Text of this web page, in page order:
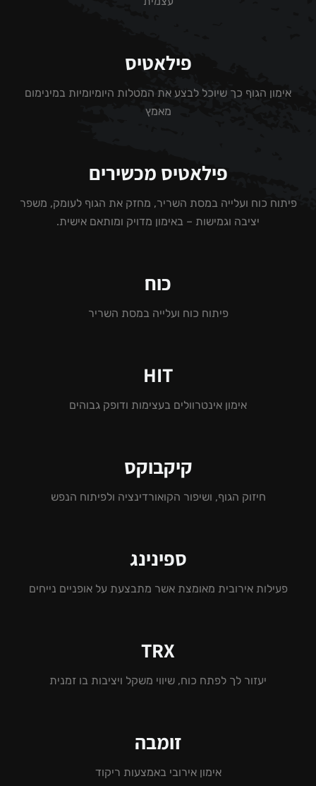
פילאטיס
אימון הגוף כך שיוכל לבצע את המטלות היומיומיות במינימום
מאמץ
פילאטיס מכשירים
פיתוח כוח ועלייה במסת השריר, מחזק את הגוף לעומק, משפר
יציבה וגמישות – באימון מדויק ומותאם אישית.
כוח
פיתוח כוח ועלייה במסת השריר
HIT
אימון אינטרוולים בעצימות ודופק גבוהים
קיקבוקס
חיזוק הגוף, ושיפור הקואורדינציה ולפיתוח הנפש
ספינינג
פעילות אירובית מאומצת אשר מתבצעת על אופניים נייחים
TRX
יעזור לך לפתח כוח, שיווי משקל ויציבות בו זמנית
זומבה
אימון אירובי באמצעות ריקוד